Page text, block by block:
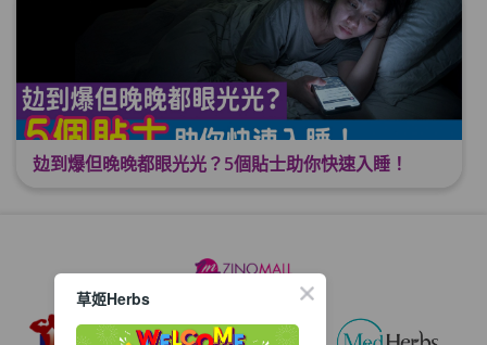
攰到爆但晚晚都眼光光？5個貼士助你快速入睡！
草姬Herbs